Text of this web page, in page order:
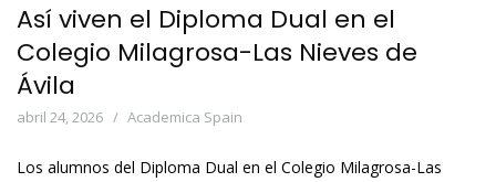
Así viven el Diploma Dual en el
Colegio Milagrosa-Las Nieves de
Ávila
abril 24, 2026 Academica Spain
Los alumnos del Diploma Dual en el Colegio Milagrosa-Las